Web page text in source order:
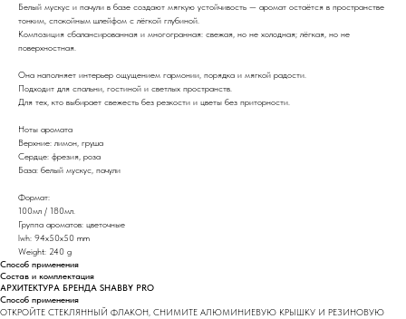
Белый мускус и пачули в базе создают мягкую устойчивость — аромат остаётся в пространстве
тонким, спокойным шлейфом с лёгкой глубиной.
Композиция сбалансированная и многогранная: свежая, но не холодная; лёгкая, но не
поверхностная.
Она наполняет интерьер ощущением гармонии, порядка и мягкой радости.
Подходит для спальни, гостиной и светлых пространств.
Для тех, кто выбирает свежесть без резкости и цветы без приторности.
Ноты аромата
Верхние: лимон, груша
Сердце: фрезия, роза
База: белый мускус, пачули
Формат:
100мл / 180мл.
Группа ароматов: цветочные
lwh: 94x50x50 mm
Weight: 240 g
Способ применения
Состав и комплектация
АРХИТЕКТУРА БРЕНДА SHABBY PRO
Способ применения
ОТКРОЙТЕ СТЕКЛЯННЫЙ ФЛАКОН, СНИМИТЕ АЛЮМИНИЕВУЮ КРЫШКУ И РЕЗИНОВУЮ